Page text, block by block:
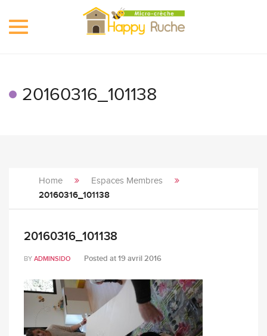
Toggle
20160316_101138
Home Espaces Membres
20160316_101138
20160316_101138
BY ADMINSIDO Posted at19 avril 2016